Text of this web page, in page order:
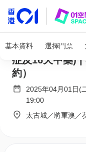
基本資料 選擇門票
怡健堂中醫｜
症及16天中藥) |
約）
2025年04月01日(
19:00
太古城／將軍澳／